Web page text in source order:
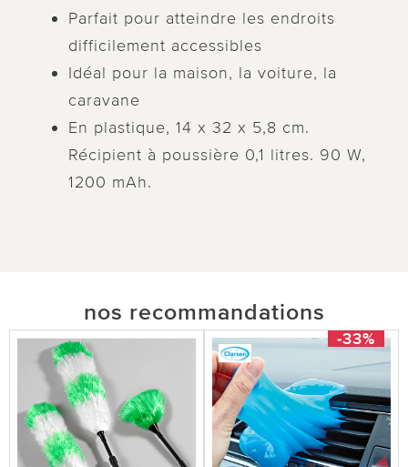
Parfait pour atteindre les endroits
difficilement accessibles
Idéal pour la maison, la voiture, la
caravane
En plastique, 14 x 32 x 5,8 cm.
Récipient à poussière 0,1 litres. 90 W,
1200 mAh.
nos recommandations
-33%